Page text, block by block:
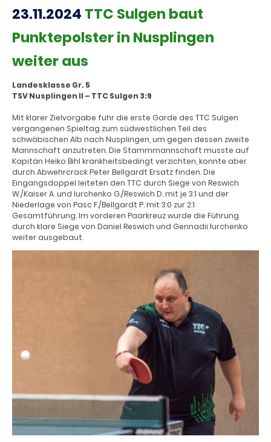
23.11.2024 TTC Sulgen baut
Punktepolster in Nusplingen
weiter aus
Landesklasse Gr. 5
TSV Nusplingen II – TTC Sulgen 3:9
Mit klarer Zielvorgabe fuhr die erste Garde des TTC Sulgen
vergangenen Spieltag zum südwestlichen Teil des
schwäbischen Alb nach Nusplingen, um gegen dessen zweite
Mannschaft anzutreten. Die Stammmannschaft musste auf
Kapitän Heiko Bihl krankheitsbedingt verzichten, konnte aber
durch Abwehrcrack Peter Bellgardt Ersatz finden. Die
Eingangsdoppel leiteten den TTC durch Siege von Reswich
W./Kaiser A. und Iurchenko G./Reswich D. mit je 3:1 und der
Niederlage von Pasc F./Bellgardt P. mit 3:0 zur 2:1
Gesamtführung. Im vorderen Paarkreuz wurde die Führung
durch klare Siege von Daniel Reswich und Gennadii Iurchenko
weiter ausgebaut.